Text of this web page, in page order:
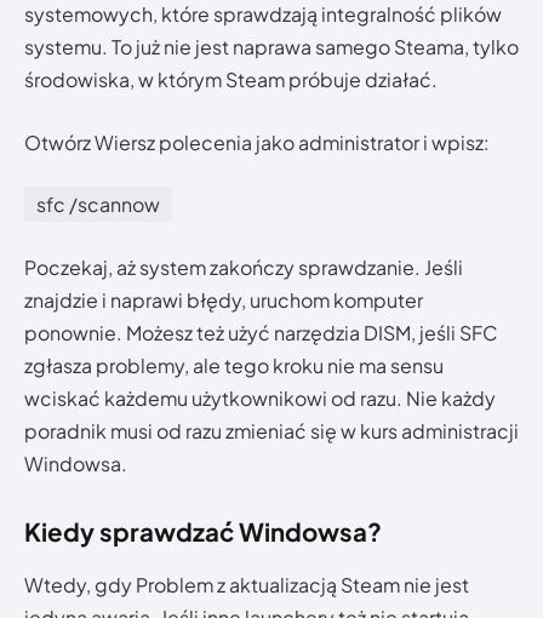
systemowych, które sprawdzają integralność plików
systemu. To już nie jest naprawa samego Steama, tylko
środowiska, w którym Steam próbuje działać.
Otwórz Wiersz polecenia jako administrator i wpisz:
sfc /scannow
Poczekaj, aż system zakończy sprawdzanie. Jeśli
znajdzie i naprawi błędy, uruchom komputer
ponownie. Możesz też użyć narzędzia DISM, jeśli SFC
zgłasza problemy, ale tego kroku nie ma sensu
wciskać każdemu użytkownikowi od razu. Nie każdy
poradnik musi od razu zmieniać się w kurs administracji
Windowsa.
Kiedy sprawdzać Windowsa?
Wtedy, gdy Problem z aktualizacją Steam nie jest